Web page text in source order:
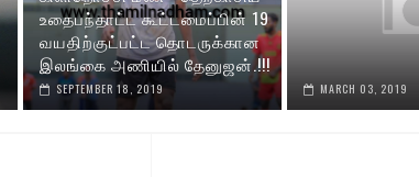
உதைபந்தாட்ட‌ கூட்டமைப்பின் 19
வயதிற்குட்பட்ட தொடருக்கான
இலங்கை அணியில் தேனுஜன்.!!!
SEPTEMBER 18, 2019 MARCH 03, 2019